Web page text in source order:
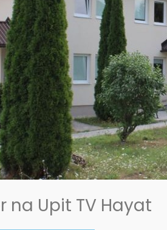
na Upit TV Hayat